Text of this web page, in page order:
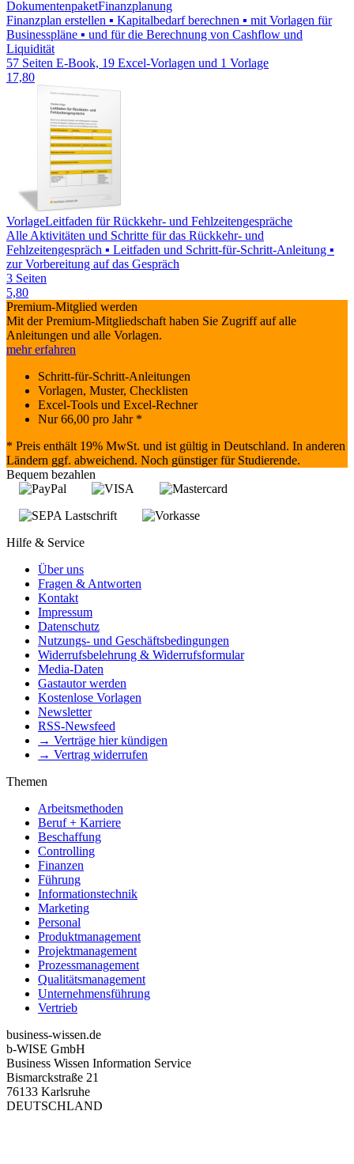
DokumentenpaketFinanzplanung
Finanzplan erstellen ▪ Kapitalbedarf berechnen ▪ mit Vorlagen für
Businesspläne ▪ und für die Berechnung von Cashflow und
Liquidität
57 Seiten E-Book, 19 Excel-Vorlagen und 1 Vorlage
17,80
VorlageLeitfaden für Rückkehr- und Fehlzeitengespräche
Alle Aktivitäten und Schritte für das Rückkehr- und
Fehlzeitengespräch ▪ Leitfaden und Schritt-für-Schritt-Anleitung ▪
zur Vorbereitung auf das Gespräch
3 Seiten
5,80
Premium-Mitglied werden
Mit der Premium-Mitgliedschaft haben Sie Zugriff auf alle
Anleitungen und alle Vorlagen.
mehr erfahren
Schritt-für-Schritt-Anleitungen
Vorlagen, Muster, Checklisten
Excel-Tools und Excel-Rechner
Nur66,00 pro Jahr *
* Preis enthält 19% MwSt. und ist gültig in Deutschland. In anderen
Ländern ggf. abweichend. Noch günstiger für Studierende.
Bequem bezahlen
Hilfe & Service
Über uns
Fragen & Antworten
Kontakt
Impressum
Datenschutz
Nutzungs- und Geschäftsbedingungen
Widerrufsbelehrung & Widerrufsformular
Media-Daten
Gastautor werden
Kostenlose Vorlagen
Newsletter
RSS-Newsfeed
→ Verträge hier kündigen
→ Vertrag widerrufen
Themen
Arbeitsmethoden
Beruf + Karriere
Beschaffung
Controlling
Finanzen
Führung
Informationstechnik
Marketing
Personal
Produktmanagement
Projektmanagement
Prozessmanagement
Qualitätsmanagement
Unternehmensführung
Vertrieb
business-wissen.de
b-WISE GmbH
Business Wissen Information Service
Bismarckstraße 21
76133 Karlsruhe
DEUTSCHLAND